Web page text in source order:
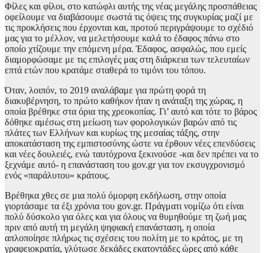
Φίλες και φίλοι, στο κατώφλι αυτής της νέας μεγάλης προσπάθειας
οφείλουμε να διαβάσουμε σωστά τις όψεις της συγκυρίας μαζί με
τις προκλήσεις που έρχονται και, προτού περιγράψουμε το σχέδιό
μας για το μέλλον, να μελετήσουμε καλά το έδαφος πάνω στο
οποίο χτίζουμε την επόμενη μέρα. Έδαφος, ασφαλώς, που εμείς
διαμορφώσαμε με τις επιλογές μας στη διάρκεια των τελευταίων
επτά ετών που κρατάμε σταθερά το τιμόνι του τόπου.
Όταν, λοιπόν, το 2019 αναλάβαμε για πρώτη φορά τη
διακυβέρνηση, το πρώτο καθήκον ήταν η ανάταξη της χώρας, η
οποία βρέθηκε στα όρια της χρεοκοπίας. Γι’ αυτό και τότε το βάρος
δόθηκε αμέσως στη μείωση των φορολογικών βαρών από τις
πλάτες των Ελλήνων και κυρίως της μεσαίας τάξης, στην
αποκατάσταση της εμπιστοσύνης ώστε να έρθουν νέες επενδύσεις
και νέες δουλειές, ενώ ταυτόχρονα ξεκινούσε -και δεν πρέπει να το
ξεχνάμε αυτό- η επανάσταση του gov.gr για τον εκσυγχρονισμό
ενός «παράλυτου» κράτους.
Βρέθηκα χθες σε μια πολύ όμορφη εκδήλωση, στην οποία
γιορτάσαμε τα έξι χρόνια του gov.gr. Πράγματι νομίζω ότι είναι
πολύ δύσκολο για όλες και για όλους να θυμηθούμε τη ζωή μας
πριν από αυτή τη μεγάλη ψηφιακή επανάσταση, η οποία
απλοποίησε πλήρως τις σχέσεις του πολίτη με το κράτος, με τη
γραφειοκρατία, γλύτωσε δεκάδες εκατοντάδες ώρες από κάθε